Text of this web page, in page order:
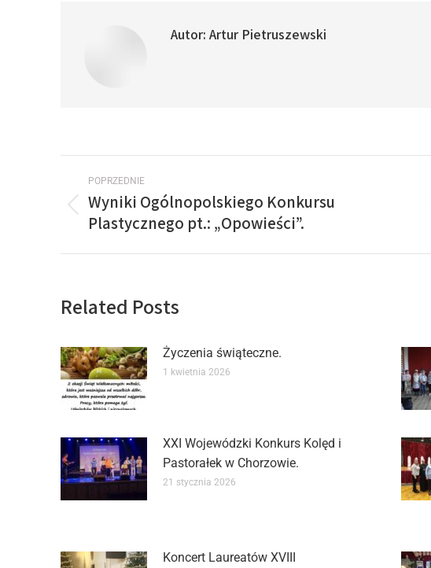
Autor: Artur Pietruszewski
POPRZEDNIE
Wyniki Ogólnopolskiego Konkursu
Plastycznego pt.: „Opowieści”.
Related Posts
Życzenia świąteczne.
1 kwietnia 2026
XXI Wojewódzki Konkurs Kolęd i
Pastorałek w Chorzowie.
21 stycznia 2026
Koncert Laureatów XVIII